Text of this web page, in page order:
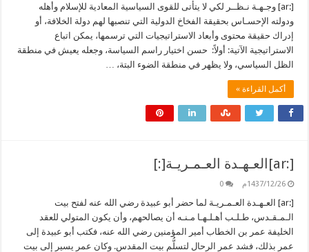
[:ar] وجـهـة نـظــر لكي لا يتأتى للقوى السياسية المعادية للإسلام وأهله
ودولته الإحسـاس بحقيقة الفخاخ الدولية التي تنصبها لهم دولة الخلافة، أو
إدراك حقيقة محتوى وأبعاد الاستراتيجيات التي ترسمها، يمكن اتباع
الاستراتيجية الآتية: أولاً: حسن اختيار راسم السياسة، وجعله يعيش في منطقة
الظل السياسي، ولا يظهر في منطقة الضوء البتة، …
أكمل القراءة »
[:ar]العـهـدة العـمـريـة[:]
1437/12/26م 0
[:ar] العـهـدة العـمـريـة لما حضر أبو عبيدة رضي الله عنه لفتح بيت
الـمـقـدس، طـلـب أهـلـهـا مـنـه أن يصالحهم، وأن يكون المتولي للعقد
الخليفة عمر بن الخطاب أمير المؤمنين رضي الله عنه، فكتب أبو عبيدة إلى
عمر بذلك، فشد عمر الرحال لتسلُّم بيت المقدس. وكان عمر يسير إلى بيت